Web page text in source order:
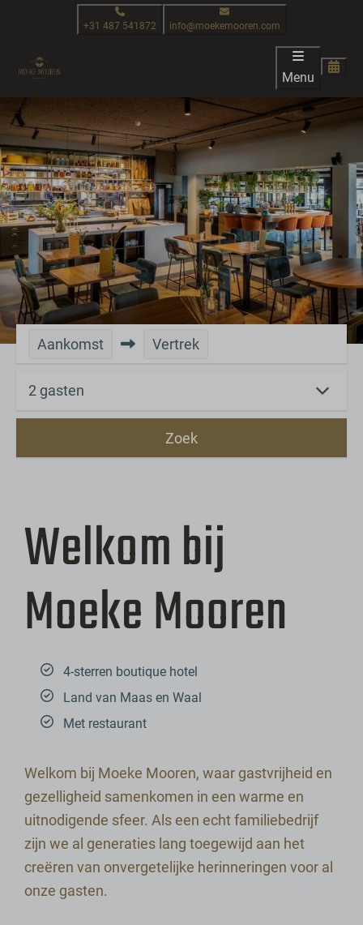
+31 487 541872 info@moekemooren.com
Menu
Aankomst Vertrek
2 gasten
Zoek
Welkom bij
Moeke Mooren
4-sterren boutique hotel
Land van Maas en Waal
Met restaurant
Welkom bij Moeke Mooren, waar gastvrijheid en
gezelligheid samenkomen in een warme en
uitnodigende sfeer. Als een echt familiebedrijf
zijn we al generaties lang toegewijd aan het
creëren van onvergetelijke herinneringen voor al
onze gasten.